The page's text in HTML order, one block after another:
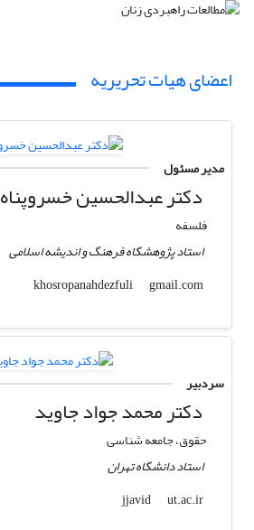
اعضای هیات تحریریه
مدیر مسئول
دکتر عبدالحسین خسروپناه
فلسفه
استاد پژوهشگاه فرهنگ و اندیشه اسلامی
khosropanahdezfuli
gmail.com
سردبیر
دکتر محمد جواد جاوید
حقوق، جامعه شناسی
استاد دانشگاه تهران
jjavid
ut.ac.ir